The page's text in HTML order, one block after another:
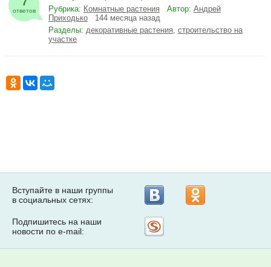
ответов Рубрика: Комнатные растения Автор: Андрей
Приходько 144 месяца назад
Разделы: декоративные растения, строительство на
участке
Вступайте в наши группы
в социальных сетях:
Подпишитесь на наши
новости по e-mail: